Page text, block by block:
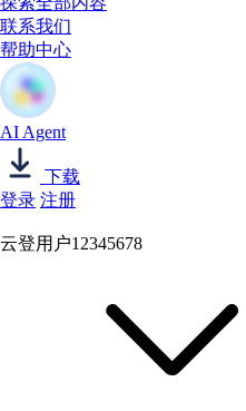
联系我们
帮助中心
AI Agent
下载
登录 注册
云登用户12345678